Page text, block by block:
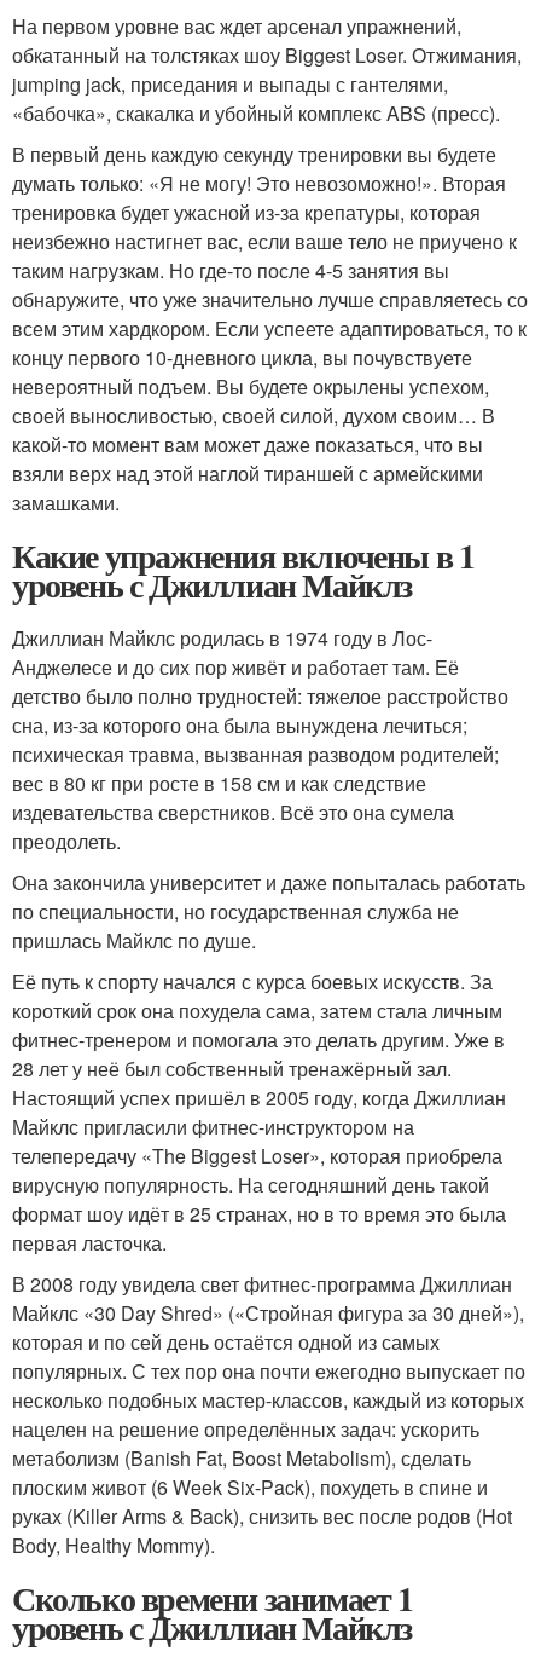
На первом уровне вас ждет арсенал упражнений,
обкатанный на толстяках шоу Biggest Loser. Отжимания,
jumping jack, приседания и выпады с гантелями,
«бабочка», скакалка и убойный комплекс ABS (пресс).
В первый день каждую секунду тренировки вы будете
думать только: «Я не могу! Это невозоможно!». Вторая
тренировка будет ужасной из-за крепатуры, которая
неизбежно настигнет вас, если ваше тело не приучено к
таким нагрузкам. Но где-то после 4-5 занятия вы
обнаружите, что уже значительно лучше справляетесь со
всем этим хардкором. Если успеете адаптироваться, то к
концу первого 10-дневного цикла, вы почувствуете
невероятный подъем. Вы будете окрылены успехом,
своей выносливостью, своей силой, духом своим… В
какой-то момент вам может даже показаться, что вы
взяли верх над этой наглой тираншей с армейскими
замашками.
Какие упражнения включены в 1
уровень с Джиллиан Майклз
Джиллиан Майклс родилась в 1974 году в Лос-
Анджелесе и до сих пор живёт и работает там. Её
детство было полно трудностей: тяжелое расстройство
сна, из-за которого она была вынуждена лечиться;
психическая травма, вызванная разводом родителей;
вес в 80 кг при росте в 158 см и как следствие
издевательства сверстников. Всё это она сумела
преодолеть.
Она закончила университет и даже попыталась работать
по специальности, но государственная служба не
пришлась Майклс по душе.
Её путь к спорту начался с курса боевых искусств. За
короткий срок она похудела сама, затем стала личным
фитнес-тренером и помогала это делать другим. Уже в
28 лет у неё был собственный тренажёрный зал.
Настоящий успех пришёл в 2005 году, когда Джиллиан
Майклс пригласили фитнес-инструктором на
телепередачу «The Biggest Loser», которая приобрела
вирусную популярность. На сегодняшний день такой
формат шоу идёт в 25 странах, но в то время это была
первая ласточка.
В 2008 году увидела свет фитнес-программа Джиллиан
Майклс «30 Day Shred» («Стройная фигура за 30 дней»),
которая и по сей день остаётся одной из самых
популярных. С тех пор она почти ежегодно выпускает по
несколько подобных мастер-классов, каждый из которых
нацелен на решение определённых задач: ускорить
метаболизм (Banish Fat, Boost Metabolism), сделать
плоским живот (6 Week Six-Pack), похудеть в спине и
руках (Killer Arms & Back), снизить вес после родов (Hot
Body, Healthy Mommy).
Сколько времени занимает 1
уровень с Джиллиан Майклз